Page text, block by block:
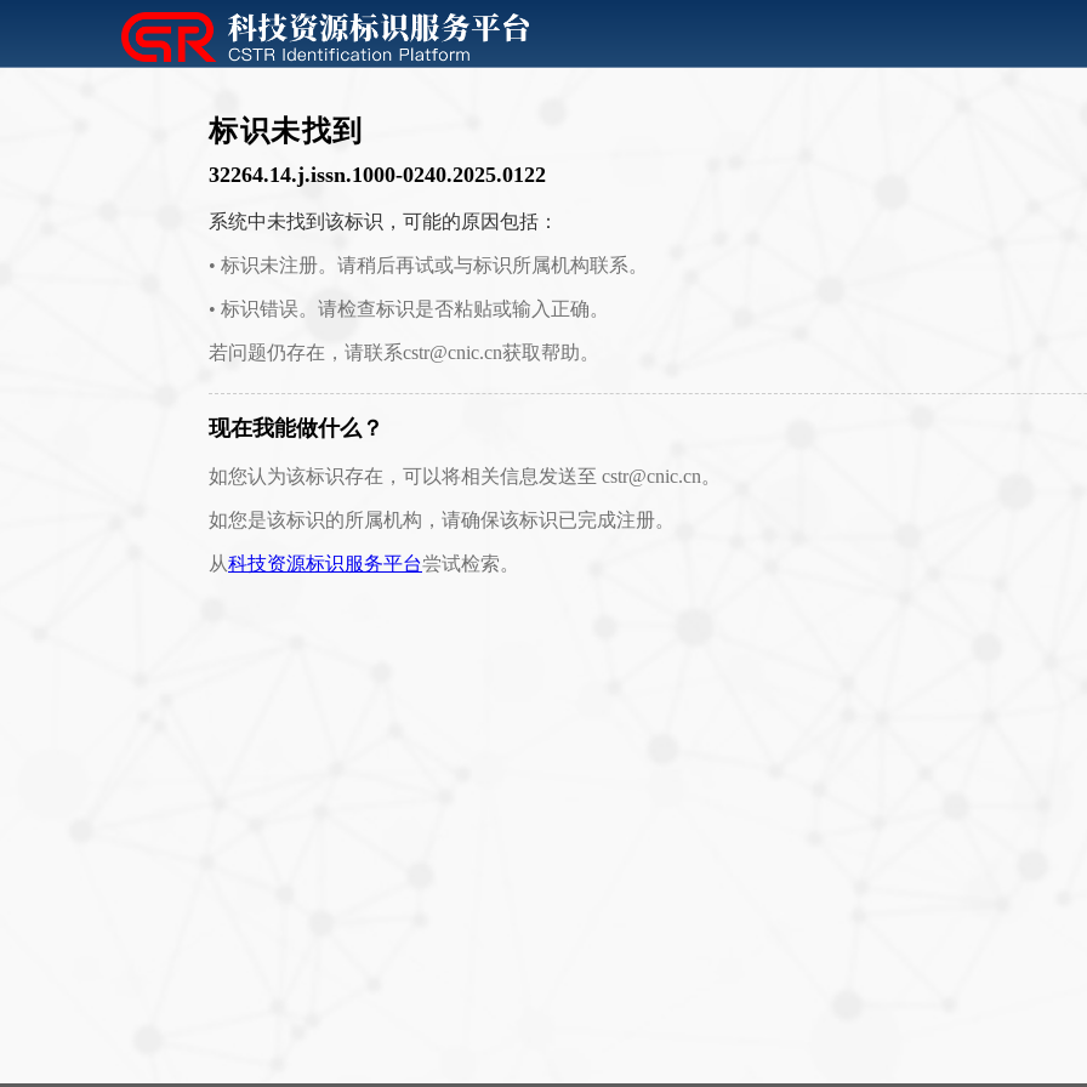
标识未找到
32264.14.j.issn.1000-0240.2025.0122
系统中未找到该标识，可能的原因包括：
• 标识未注册。请稍后再试或与标识所属机构联系。
• 标识错误。请检查标识是否粘贴或输入正确。
若问题仍存在，请联系cstr@cnic.cn获取帮助。
现在我能做什么？
如您认为该标识存在，可以将相关信息发送至 cstr@cnic.cn。
如您是该标识的所属机构，请确保该标识已完成注册。
从科技资源标识服务平台尝试检索。